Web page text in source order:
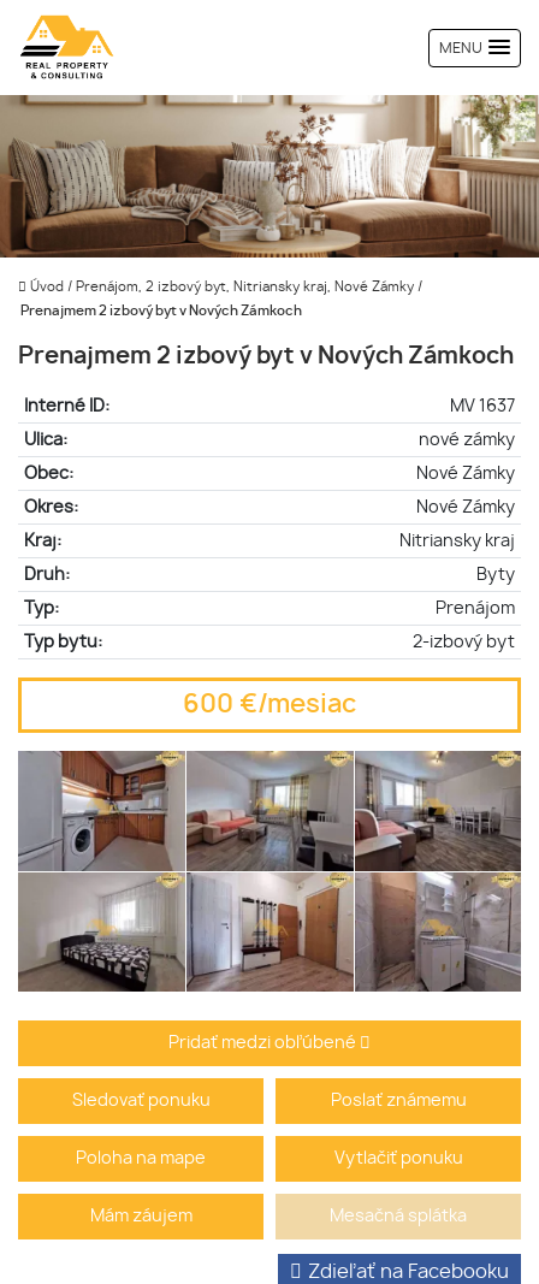
MENU
Úvod / Prenájom, 2 izbový byt, Nitriansky kraj, Nové Zámky /
Prenajmem 2 izbový byt v Nových Zámkoch
Prenajmem 2 izbový byt v Nových Zámkoch
Interné ID:
MV 1637
Ulica:
nové zámky
Obec:
Nové Zámky
Okres:
Nové Zámky
Kraj:
Nitriansky kraj
Druh:
Byty
Typ:
Prenájom
Typ bytu:
2-izbový byt
600 €/mesiac
Pridať medzi obľúbené
Sledovať ponuku Poslať známemu
Poloha na mape Vytlačiť ponuku
Mám záujem Mesačná splátka
Zdieľať na Facebooku